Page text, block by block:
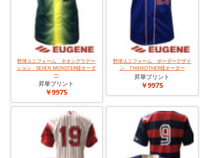
野球ユニフォーム ネオングラデー
ション SEVEN MONSTER様オーダ
ー
昇華プリント
￥9975
野球ユニフォーム ボーダーデザイ
ン THINKOTHER様オーダー
昇華プリント
￥9975